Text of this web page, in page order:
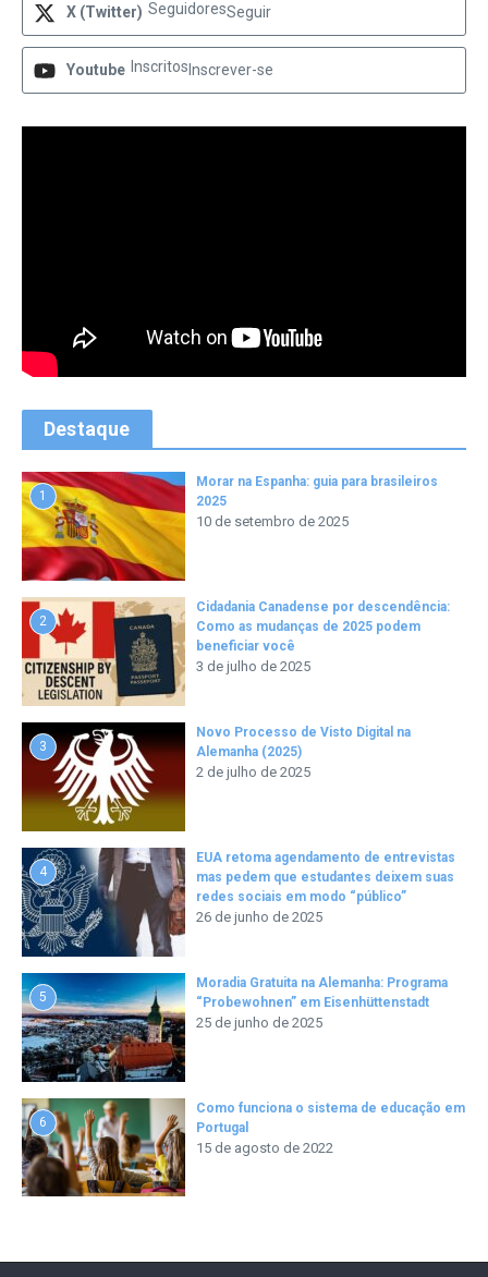
X (Twitter) SeguidoresSeguir
Youtube Inscritos Inscrever-se
Destaque
1
Morar na Espanha: guia para brasileiros
2025
10 de setembro de 2025
2
Cidadania Canadense por descendência:
Como as mudanças de 2025 podem
beneficiar você
3 de julho de 2025
3
Novo Processo de Visto Digital na
Alemanha (2025)
2 de julho de 2025
4
EUA retoma agendamento de entrevistas
mas pedem que estudantes deixem suas
redes sociais em modo “público”
26 de junho de 2025
5
Moradia Gratuita na Alemanha: Programa
“Probewohnen” em Eisenhüttenstadt
25 de junho de 2025
6
Como funciona o sistema de educação em
Portugal
15 de agosto de 2022